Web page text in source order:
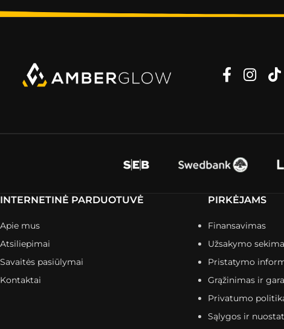
INTERNETINĖ PARDUOTUVĖ
Apie mus
Atsiliepimai
Savaitės pasiūlymai
Kontaktai
PIRKĖJAMS
Finansavimas
Užsakymo
Pristatymo
Grąžinimas ir
Privatumo
Sąlygos ir